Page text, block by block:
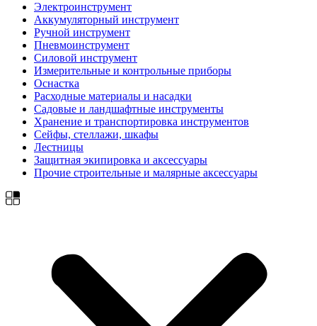
Электроинструмент
Аккумуляторный инструмент
Ручной инструмент
Пневмоинструмент
Силовой инструмент
Измерительные и контрольные приборы
Оснастка
Расходные материалы и насадки
Садовые и ландшафтные инструменты
Хранение и транспортировка инструментов
Сейфы, стеллажи, шкафы
Лестницы
Защитная экипировка и аксессуары
Прочие строительные и малярные аксессуары